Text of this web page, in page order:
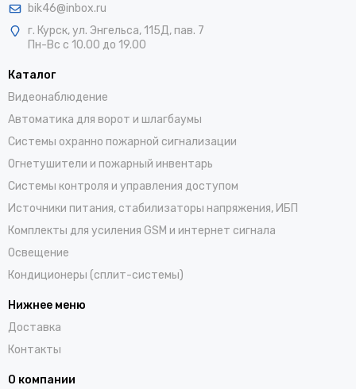
bik46@inbox.ru
г. Курск, ул. Энгельса, 115Д, пав. 7
Пн-Вс с 10.00 до 19.00
Каталог
Видеонаблюдение
Автоматика для ворот и шлагбаумы
Системы охранно пожарной сигнализации
Огнетушители и пожарный инвентарь
Системы контроля и управления доступом
Источники питания, стабилизаторы напряжения, ИБП
Комплекты для усиления GSM и интернет сигнала
Освещение
Кондиционеры (сплит-системы)
Нижнее меню
Доставка
Контакты
О компании